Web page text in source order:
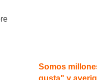
Somos
gusta" y